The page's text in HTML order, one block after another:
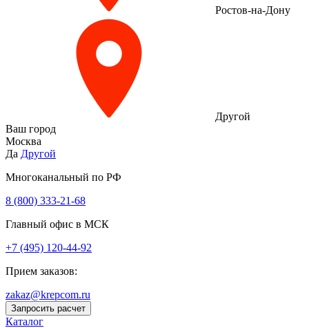
Ростов-на-Дону
Другой
Ваш город
Москва
Да Другой
Многоканальный по РФ
8 (800) 333‑21-68
Главный офис в МСК
+7 (495) 120-44-92
Прием заказов:
zakaz@krepcom.ru
Запросить расчет
Каталог